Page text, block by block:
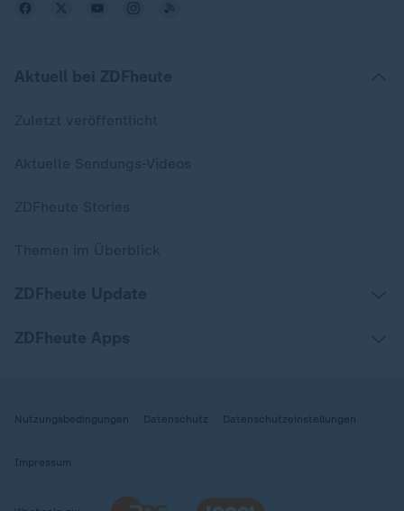
Nutzungsbedingungen Datenschutz Datenschutzeinstellungen
Impressum